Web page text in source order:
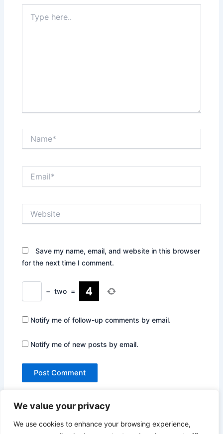
We value your privacy
We use cookies to enhance your browsing experience,
here..
Save my name, email, and website in this browser
for the next time I comment.
− two =
Notify me of follow-up comments by email.
Notify me of new posts by email.